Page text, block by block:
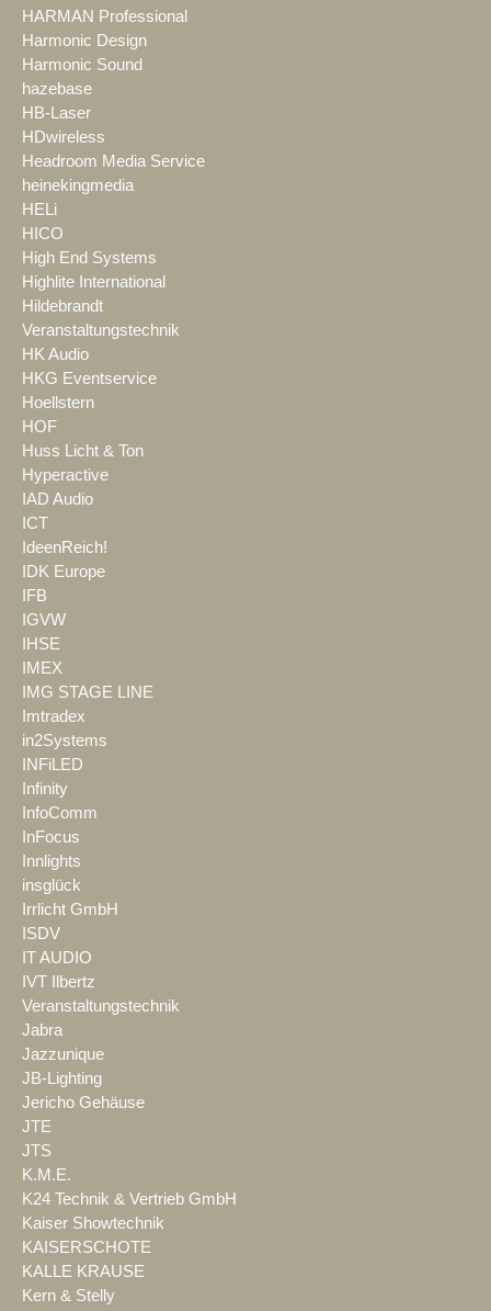
HARMAN Professional
Harmonic Design
Harmonic Sound
hazebase
HB-Laser
HDwireless
Headroom Media Service
heinekingmedia
HELi
HICO
High End Systems
Highlite International
Hildebrandt
Veranstaltungstechnik
HK Audio
HKG Eventservice
Hoellstern
HOF
Huss Licht & Ton
Hyperactive
IAD Audio
ICT
IdeenReich!
IDK Europe
IFB
IGVW
IHSE
IMEX
IMG STAGE LINE
Imtradex
in2Systems
INFiLED
Infinity
InfoComm
InFocus
Innlights
insglück
Irrlicht GmbH
ISDV
IT AUDIO
IVT Ilbertz
Veranstaltungstechnik
Jabra
Jazzunique
JB-Lighting
Jericho Gehäuse
JTE
JTS
K.M.E.
K24 Technik & Vertrieb GmbH
Kaiser Showtechnik
KAISERSCHOTE
KALLE KRAUSE
Kern & Stelly